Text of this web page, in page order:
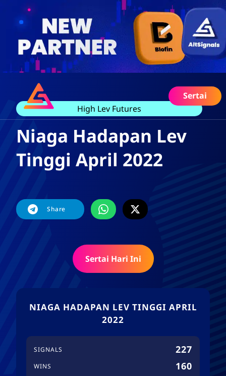
Sertai
High Lev Futures
Niaga Hadapan Lev
Tinggi April 2022
Share
Sertai Hari Ini
NIAGA HADAPAN LEV TINGGI APRIL
2022
SIGNALS 227
WINS 160